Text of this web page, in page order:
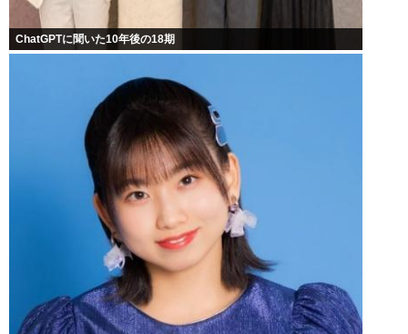
ChatGPTに聞いた10年後の18期